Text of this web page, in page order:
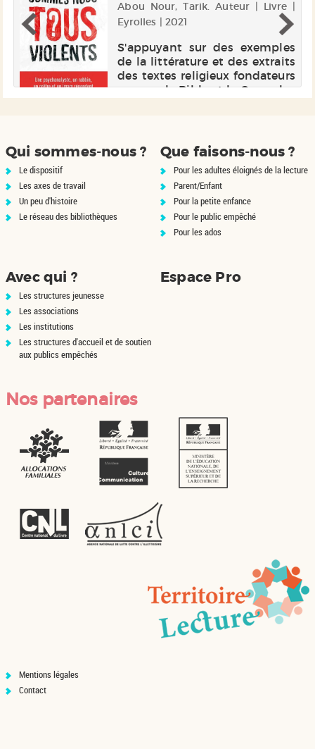
Abou Nour, Tarik. Auteur | Livre |
Eyrolles | 2021
S'appuyant sur des exemples
de la littérature et des extraits
des textes religieux fondateurs
comme la Bible et le Coran, les
tels que la séduc...
Qui sommes-nous ?
Le dispositif
Les axes de travail
Un peu d'histoire
Le réseau des bibliothèques
Que faisons-nous ?
Pour les adultes éloignés de la lecture
Parent/Enfant
Pour la petite enfance
Pour le public empêché
Pour les ados
Avec qui ?
Les structures jeunesse
Les associations
Les institutions
Les structures d'accueil et de soutien
aux publics empêchés
Espace Pro
Nos partenaires
Mentions légales
Contact